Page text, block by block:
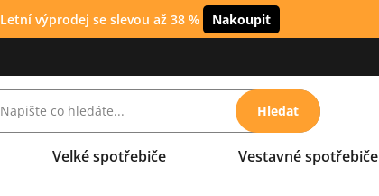
Letní výprodej se slevou až 38 % Nakoupit
Hledat
Velké spotřebiče Vestavné spotřebiče